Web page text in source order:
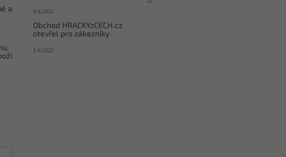
a
6.6.2022
Obchod HRACKYzCECH.cz
otevřel pro zákazníky
1.6.2022